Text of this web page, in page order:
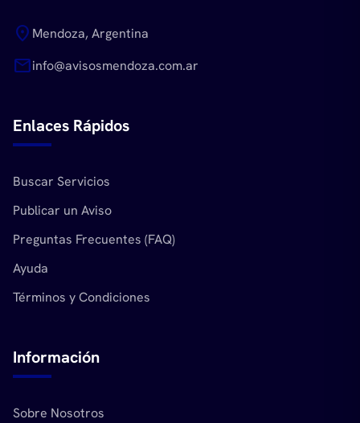
location_on Mendoza, Argentina
mailinfo@avisosmendoza.com.ar
Enlaces Rápidos
Buscar Servicios
Publicar un Aviso
Preguntas Frecuentes (FAQ)
Ayuda
Términos y Condiciones
Información
Sobre Nosotros